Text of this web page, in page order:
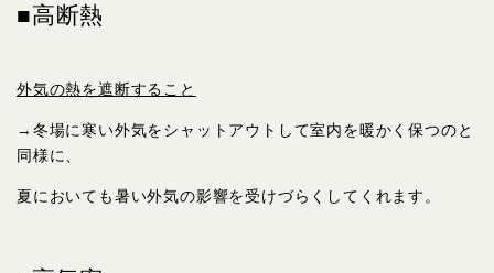
■高断熱
外気の熱を遮断すること
→冬場に寒い外気をシャットアウトして室内を暖かく保つのと
同様に、
夏においても暑い外気の影響を受けづらくしてくれます。